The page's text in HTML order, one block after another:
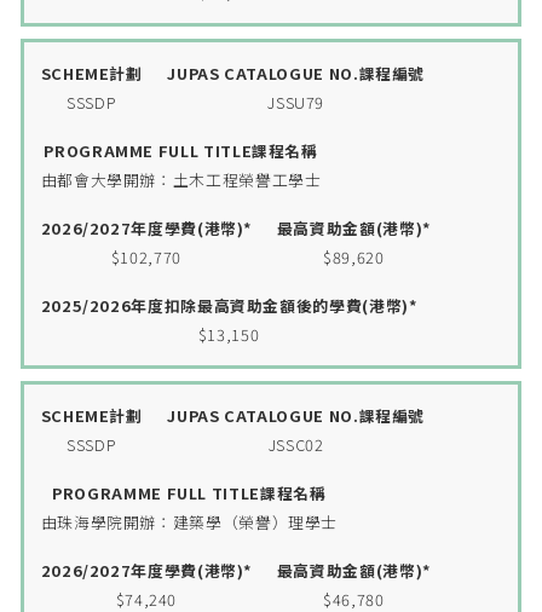
SSSDP JSSU79
由都會大學開辦：土木工程榮譽工學士
$102,770 $89,620
$13,150
SSSDP JSSC02
由珠海學院開辦：建築學（榮譽）理學士
$74,240 $46,780